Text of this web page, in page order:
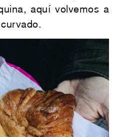
aquí volvemos a